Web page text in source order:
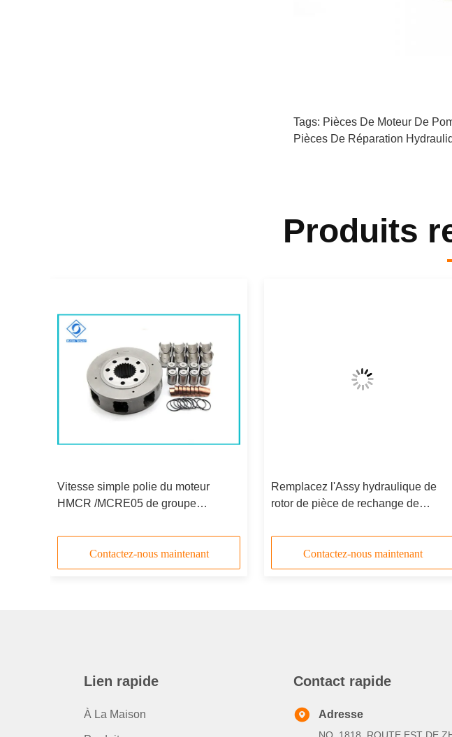
Tags: Pièces De Moteur De
Pièces De Réparation
Produits
Vitesse simple polie du moteur
HMCR /MCRE05 de groupe
rechange/Rotory
Contactez-nous maintenant
Remplacez l'Assy hydraulique de
rotor de pièce de rechange de
groupe de Rotory
Contactez-nous maintenant
Lien rapide
À La Maison
Contact rapide
Adresse